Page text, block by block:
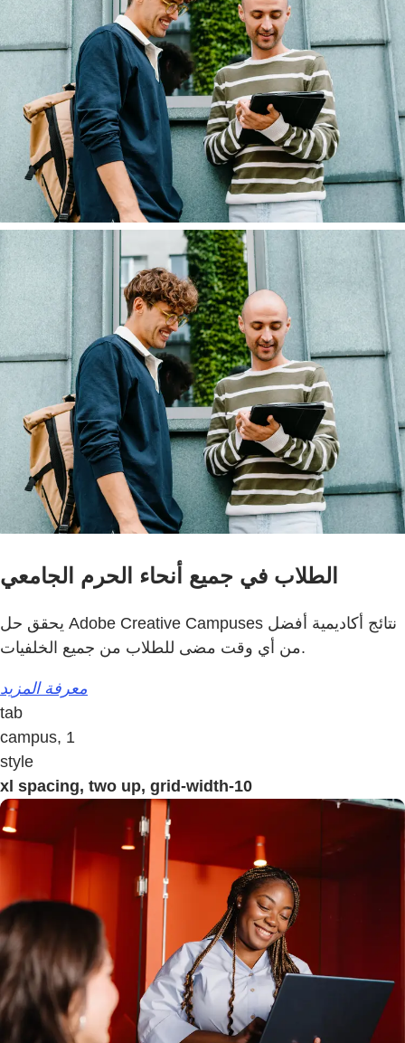
الطلاب في جميع أنحاء الحرم الجامعي
يحقق حل Adobe Creative Campuses نتائج أكاديمية أفضل
من أي وقت مضى للطلاب من جميع الخلفيات.
معرفة المزيد
tab
campus, 1
style
xl spacing, two up, grid-width-10